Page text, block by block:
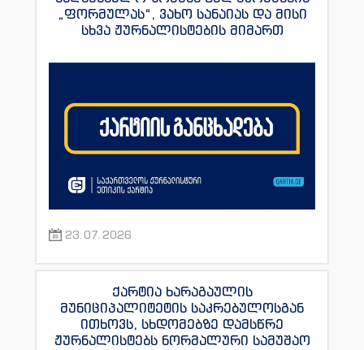
„ფორმულას“, ვახო სანაიას და მისი
სხვა ჟურნალისტების მიმართ
23.07.2026
ქარტია ხარაგაულის
მუნიციპალიტეტის საკრებულოსგან
ითხოვს, სხდომებზე დამსწრე
ჟურნალისტებს ნორმალური სამუშაო